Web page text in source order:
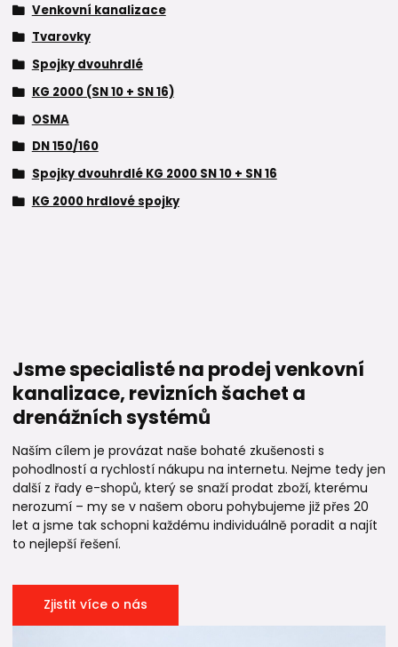
Venkovní kanalizace
Tvarovky
Spojky dvouhrdlé
KG 2000 (SN 10 + SN 16)
OSMA
DN 150/160
Spojky dvouhrdlé KG 2000 SN 10 + SN 16
KG 2000 hrdlové spojky
Jsme specialisté na prodej venkovní
kanalizace, revizních šachet a
drenážních systémů
Naším cílem je provázat naše bohaté zkušenosti s
pohodlností a rychlostí nákupu na internetu. Nejme tedy jen
další z řady e-shopů, který se snaží prodat zboží, kterému
nerozumí – my se v našem oboru pohybujeme již přes 20
let a jsme tak schopni každému individuálně poradit a najít
to nejlepší řešení.
Zjistit více o nás